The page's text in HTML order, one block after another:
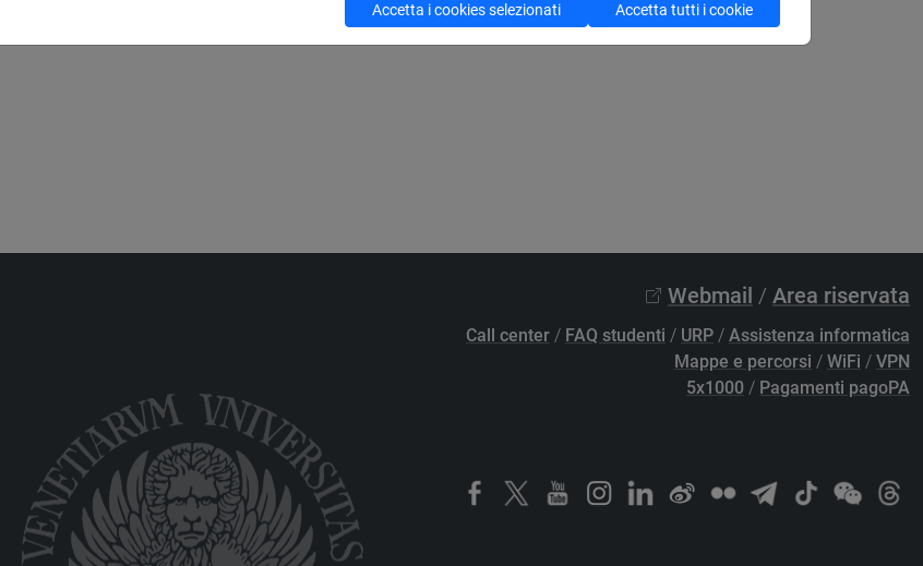
Webmail / Area riservata
Call center / FAQ studenti / URP / Assistenza informatica
Mappe e percorsi / WiFi / VPN
5x1000 / Pagamenti pagoPA
Accetta i cookies selezionati Accetta tutti i cookie